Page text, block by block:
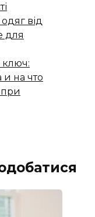
від
для
и на что